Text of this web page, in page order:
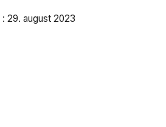
: 29. august 2023